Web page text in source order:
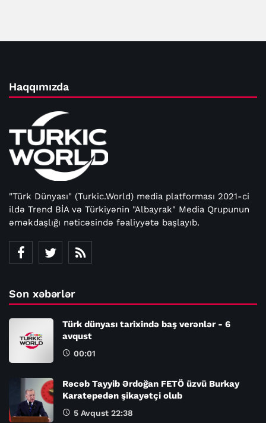
Haqqımızda
"Türk Dünyası" (Turkic.World) media platforması 2021-ci
ildə Trend BİA və Türkiyənin "Albayrak" Media Qrupunun
əməkdaşlığı nəticəsində fəaliyyətə başlayıb.
Son xəbərlər
Türk dünyası tarixində baş verənlər - 6
avqust
00:01
Rəcəb Tayyib Ərdoğan FETÖ üzvü Burkay
Karatepedən şikayətçi olub
5 Avqust 22:38